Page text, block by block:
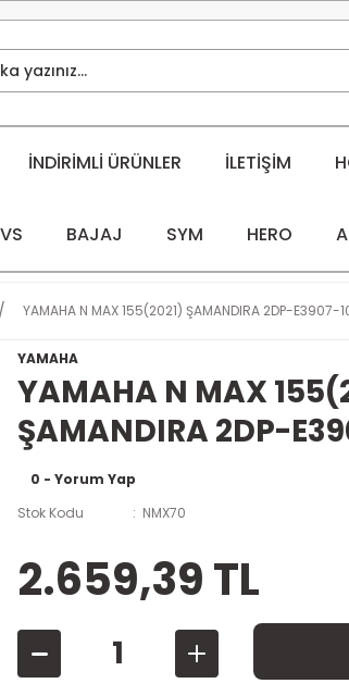
İNDİRİMLİ ÜRÜNLER İLETİŞİM
BAJAJ SYM HERO
YAMAHA N MAX 155(2021) ŞAMANDIRA 2DP-E3907-
YAMAHA
YAMAHA N MAX
ŞAMANDIRA 2DP-
0 - Yorum Yap
Stok Kodu
NMX70
2.659,39 TL